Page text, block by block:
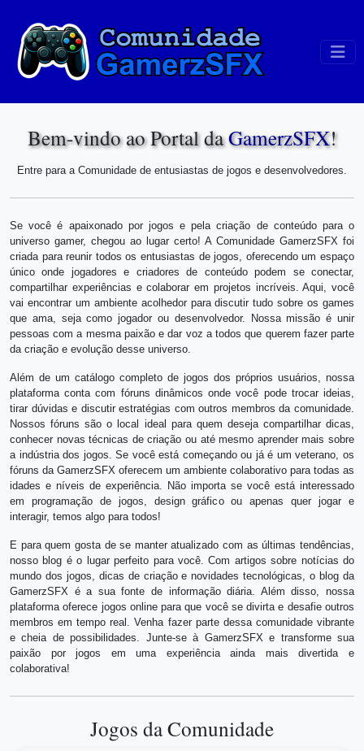
Bem-vindo ao Portal daGamerzSFX!
Entre para a Comunidade de entusiastas de jogos e desenvolvedores.
Se você é apaixonado por jogos e pela criação de conteúdo para o
universo gamer, chegou ao lugar certo! A Comunidade GamerzSFX foi
criada para reunir todos os entusiastas de jogos, oferecendo um espaço
único onde jogadores e criadores de conteúdo podem se conectar,
compartilhar experiências e colaborar em projetos incríveis. Aqui, você
vai encontrar um ambiente acolhedor para discutir tudo sobre os games
que ama, seja como jogador ou desenvolvedor. Nossa missão é unir
pessoas com a mesma paixão e dar voz a todos que querem fazer parte
da criação e evolução desse universo.
Além de um catálogo completo de jogos dos próprios usuários, nossa
plataforma conta com fóruns dinâmicos onde você pode trocar ideias,
tirar dúvidas e discutir estratégias com outros membros da comunidade.
Nossos fóruns são o local ideal para quem deseja compartilhar dicas,
conhecer novas técnicas de criação ou até mesmo aprender mais sobre
a indústria dos jogos. Se você está começando ou já é um veterano, os
fóruns da GamerzSFX oferecem um ambiente colaborativo para todas as
idades e níveis de experiência. Não importa se você está interessado
em programação de jogos, design gráfico ou apenas quer jogar e
interagir, temos algo para todos!
E para quem gosta de se manter atualizado com as últimas tendências,
nosso blog é o lugar perfeito para você. Com artigos sobre notícias do
mundo dos jogos, dicas de criação e novidades tecnológicas, o blog da
GamerzSFX é a sua fonte de informação diária. Além disso, nossa
plataforma oferece jogos online para que você se divirta e desafie outros
membros em tempo real. Venha fazer parte dessa comunidade vibrante
e cheia de possibilidades. Junte-se à GamerzSFX e transforme sua
paixão por jogos em uma experiência ainda mais divertida e
colaborativa!
Jogos da Comunidade